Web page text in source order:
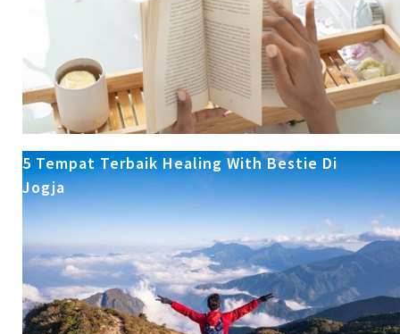
5 Tempat Terbaik Healing With Bestie Di
Jogja